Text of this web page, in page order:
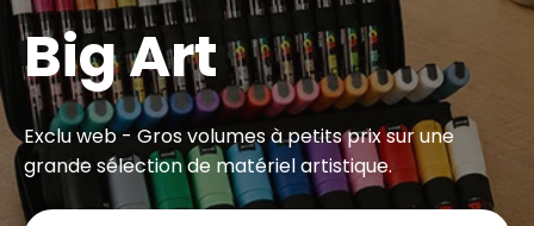
Big Art
Exclu web - Gros volumes à petits prix sur une
grande sélection de matériel artistique.